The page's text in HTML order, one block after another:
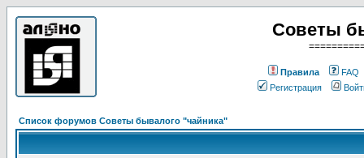
Советы
Правила
FAQ
Регистрация
Список форумов Советы бывалого "чайника"